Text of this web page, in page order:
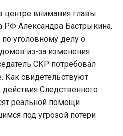
центре внимания главы
РФ Александра Бастрыкина.
уголовному делу о
из-за изменения
СКР потребовал
Как свидетельствуют
Следственного
реальной помощи
под угрозой потери